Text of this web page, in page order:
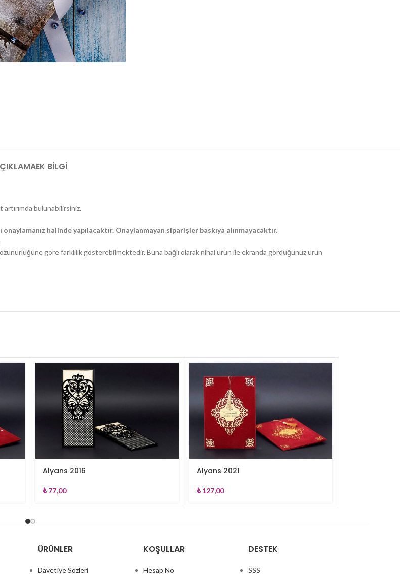
EK BILGI
bulunabilirsiniz.
halinde yapılacaktır. Onaylanmayan siparişler baskıya alınmayacaktır.
göre farklılık gösterebilmektedir. Buna bağlı olarak nihai ürün ile ekranda gördüğünüz ürün
Alyans 2016
₺77,00
Alyans 2021
₺127,00
ÜRÜNLER
Davetiye Sözleri
KOŞULLAR
Hesap No
DESTEK
SSS